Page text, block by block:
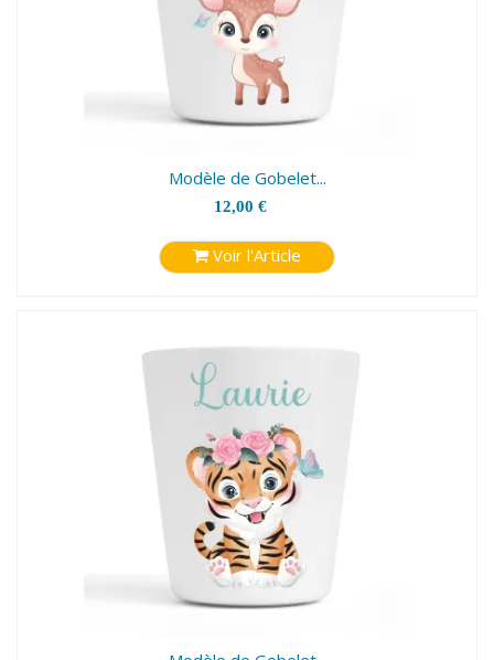
Modèle de Gobelet...
12,00 €
Voir l'Article